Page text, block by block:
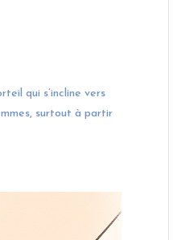
qui s’incline vers
surtout à partir